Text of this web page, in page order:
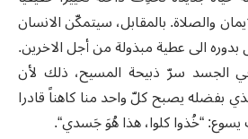
والصلاة. بالمقابل، سيتمكّن الانسان
بدوره الى عطية مبذولة من أجل الاخرين.
الجسد سرّ ذبيحة المسيح، ذلك لأن
بفضله يصبح كلّ واحد منا كاهناً قادرا
“خُذوا كلوا، هذا هُوَ جَسدي“.